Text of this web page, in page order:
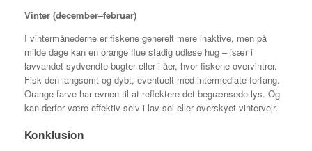
Vinter (december–februar)
I vintermånederne er fiskene generelt mere inaktive, men på
milde dage kan en orange flue stadig udløse hug – især i
lavvandet sydvendte bugter eller i åer, hvor fiskene overvintrer.
Fisk den langsomt og dybt, eventuelt med intermediate forfang.
Orange farve har evnen til at reflektere det begrænsede lys. Og
kan derfor være effektiv selv i lav sol eller overskyet vintervejr.
Konklusion